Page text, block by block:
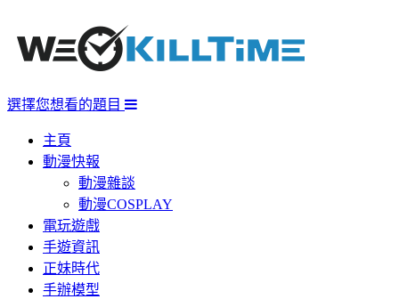
選擇您想看的題目
主頁
動漫快報
動漫雜談
動漫COSPLAY
電玩遊戲
手遊資訊
正妹時代
手辦模型